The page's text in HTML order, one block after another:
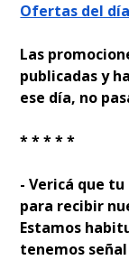
Ofertas del día
Las
publicadas y
ese día, no
* * * * *
- Verificá que
para recibir
Estamos
tenemos